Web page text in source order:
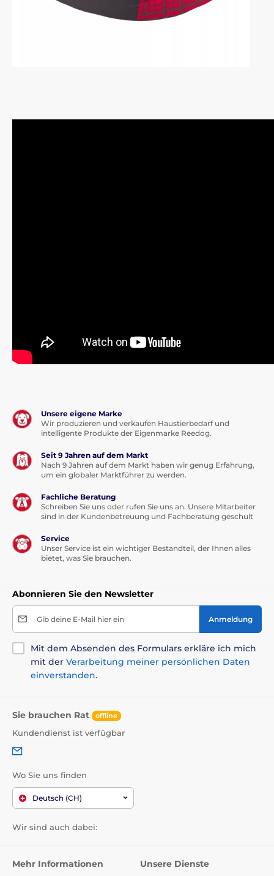
Unsere eigene Marke
Wir produzieren und verkaufen Haustierbedarf und
intelligente Produkte der Eigenmarke Reedog.
Seit 9 Jahren auf dem Markt
Nach 9 Jahren auf dem Markt haben wir genug Erfahrung,
um ein globaler Marktführer zu werden.
Fachliche Beratung
Schreiben Sie uns oder rufen Sie uns an. Unsere Mitarbeiter
sind in der Kundenbetreuung und Fachberatung geschult
Service
Unser Service ist ein wichtiger Bestandteil, der Ihnen alles
bietet, was Sie brauchen.
Abonnieren Sie den Newsletter
Gib deine E-Mail hier ein Anmeldung
Mit dem Absenden des Formulars erkläre ich mich
mit der Verarbeitung meiner persönlichen Daten
einverstanden.
Sie brauchen Rat offline
Kundendienst ist verfügbar
Wo Sie uns finden
Deutsch (CH)
Wir sind auch dabei:
Mehr Informationen Unsere Dienste